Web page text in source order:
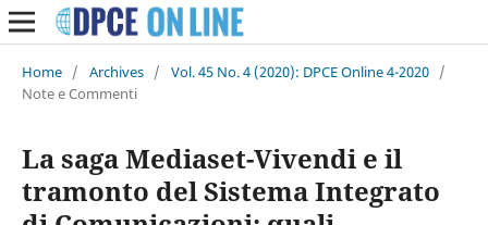
Home / Archives / Vol. 45 No. 4 (2020): DPCE Online 4-2020 /
Note e Commenti
La saga Mediaset-Vivendi e il
tramonto del Sistema Integrato